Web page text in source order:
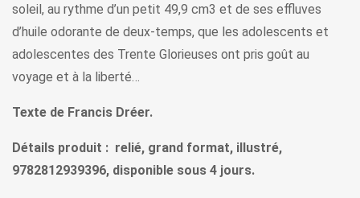
soleil, au rythme d’un petit 49,9 cm3 et de ses effluves
d’huile odorante de deux-temps, que les adolescents et
adolescentes des Trente Glorieuses ont pris goût au
voyage et à la liberté…
Texte de Francis Dréer.
Détails produit : relié, grand format, illustré,
9782812939396, disponible sous 4 jours.